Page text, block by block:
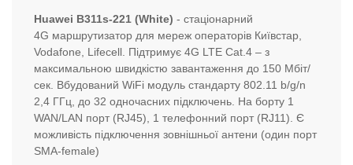
Huawei B311s-221 (White) - стаціонарний
4G маршрутизатор для мереж операторів Київстар,
Vodafone, Lifecell. Підтримує 4G LTE Cat.4 – з
максимальною швидкістю завантаження до 150 Мбіт/
сек. Вбудований WiFi модуль стандарту 802.11 b/g/n
2,4 ГГц, до 32 одночасних підключень. На борту 1
WAN/LAN порт (RJ45), 1 телефонний порт (RJ11). Є
можливість підключення зовнішньої антени (один порт
SMA-female)